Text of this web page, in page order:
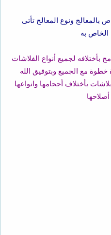
بالمعالج ونوع المعالج تأتى
الخاص به
بأختلافه لجميع أنواع الفلاشات
خطوة مع الجميع وبتوفيق الله
بأختلاف أحجامها وانواعها